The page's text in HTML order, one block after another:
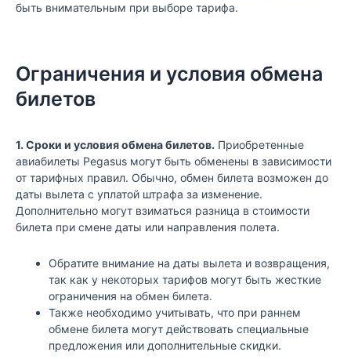
быть внимательным при выборе тарифа.
Ограничения и условия обмена
билетов
1. Сроки и условия обмена билетов. Приобретенные
авиабилеты Pegasus могут быть обменены в зависимости
от тарифных правил. Обычно, обмен билета возможен до
даты вылета с уплатой штрафа за изменение.
Дополнительно могут взиматься разница в стоимости
билета при смене даты или направления полета.
Обратите внимание на даты вылета и возвращения,
так как у некоторых тарифов могут быть жесткие
ограничения на обмен билета.
Также необходимо учитывать, что при раннем
обмене билета могут действовать специальные
предложения или дополнительные скидки.